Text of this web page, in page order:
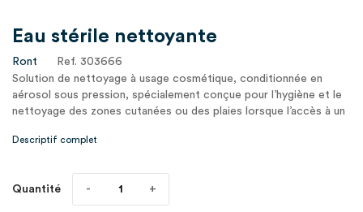
Eau stérile nettoyante
Ront
Ref. 303666
Solution de nettoyage à usage cosmétique, conditionnée en
aérosol sous pression, spécialement conçue pour l’hygiène et le
nettoyage des zones cutanées ou des plaies lorsque l’accès à un
Descriptif complet
Quantité